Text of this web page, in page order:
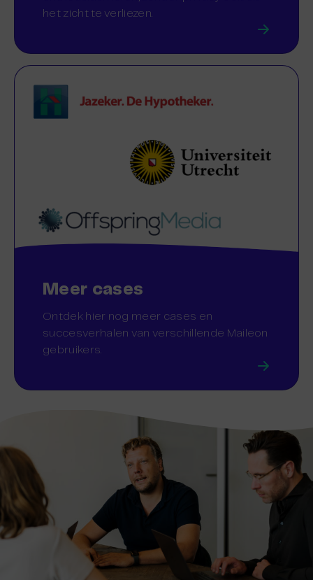
het zicht te verliezen.
Meer cases
Ontdek hier nog meer cases en
succesverhalen van verschillende Maileon
gebruikers.